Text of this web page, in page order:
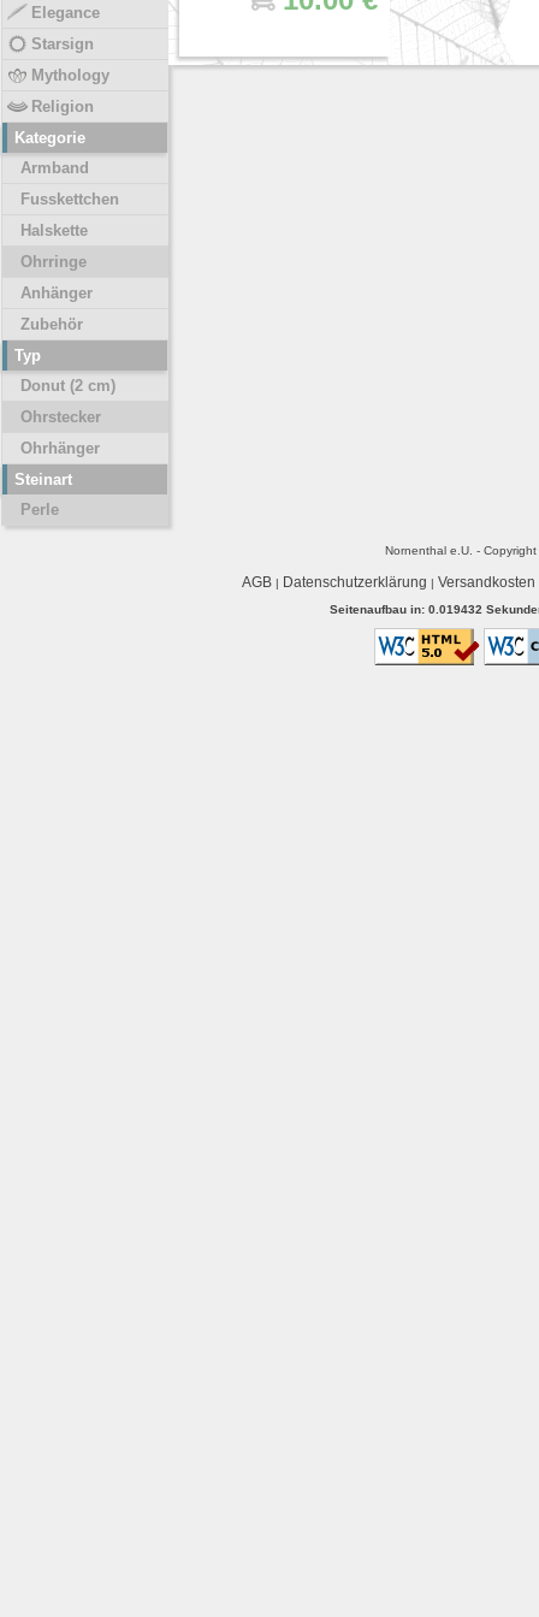
Elegance
Starsign
Mythology
Religion
Kategorie
Armband
Fusskettchen
Halskette
Ohrringe
Anhänger
Zubehör
Typ
Donut (2 cm)
Ohrstecker
Ohrhänger
Steinart
Perle
Nornenthal e.U. -
AGB| Datenschutzerklärung | Versandkosten
Seitenaufbau in: 0.019432